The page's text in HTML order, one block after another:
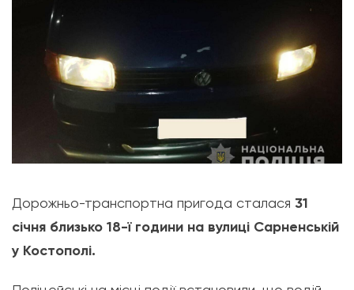
Дорожньо-транспортна пригода сталася 31
січня близько 18-ї години на вулиці Сарненській
у Костополі.